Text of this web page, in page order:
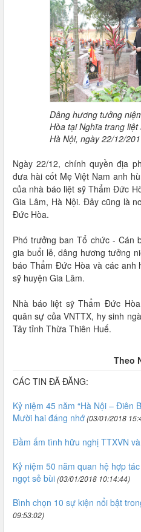
Dâng hương tưởng
Hòa tại Nghĩa trang liệt
Hà Nội, ngày 22/12/
Ngày 22/12, chính quyền địa
đưa hài cốt Mẹ Việt Nam anh
của nhà báo liệt sỹ Thẩm Đức
Gia Lâm, Hà Nội. Đây cũng là
Đức Hòa.
Phó trưởng ban Tổ chức - Cán
gia buổi lễ, dâng hương tưởng
báo Thẩm Đức Hòa và các anh
sỹ huyện Gia Lâm.
Nhà báo liệt sỹ Thẩm Đức
quân sự của VNTTX, hy sinh
Tây tỉnh Thừa Thiên Huế.
Theo
CÁC TIN ĐÃ ĐĂNG:
Kỷ niệm 45 năm “Hà Nội – Điên
Mười hai đáng nhớ(03/01/2018
Đầm ấm tình hữu nghị TTXVN
Kỷ niệm 50 năm quan hệ hợp
ngọt sẻ bùi(03/01/2018 10:14:44)
Bình chọn 10 sự kiện nổi bật
09:53:02)